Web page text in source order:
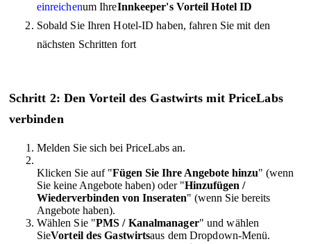
einreichenum IhreInnkeeper's Vorteil Hotel ID
Sobald Sie Ihren Hotel-ID haben, fahren Sie mit den
nächsten Schritten fort
Schritt 2: Den Vorteil des Gastwirts mit PriceLabs
verbinden
Melden Sie sich bei PriceLabs an.
Klicken Sie auf "Fügen Sie Ihre Angebote hinzu" (wenn
Sie keine Angebote haben) oder "Hinzufügen /
Wiederverbinden von Inseraten" (wenn Sie bereits
Angebote haben).
Wählen Sie "PMS / Kanalmanager" und wählen
SieVorteil des Gastwirtsaus dem Dropdown-Menü.